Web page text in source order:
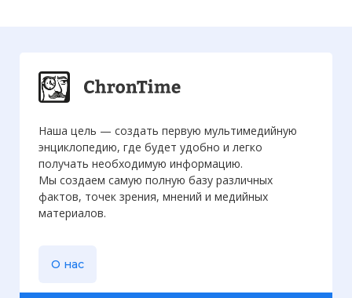
Наша цель — создать первую мультимедийную
энциклопедию, где будет удобно и легко
получать необходимую информацию.
Мы создаем самую полную базу различных
фактов, точек зрения, мнений и медийных
материалов.
О нас